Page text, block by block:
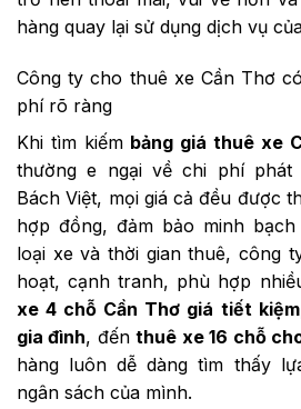
hàng quay lại sử dụng dịch vụ
Công ty cho thuê xe Cần Thơ
phí rõ ràng
Khi tìm kiếm bảng giá thuê xe
thường e ngại về chi phí phát
Bách Việt, mọi giá cả đều được
hợp đồng, đảm bảo minh
loại xe và thời gian thuê, công
hoạt, cạnh tranh, phù hợp
xe 4 chỗ Cần Thơ giá tiết kiệm
gia đình, đếnthuê xe 16 chỗ
hàng luôn dễ dàng tìm thấy
ngân sách của mình.